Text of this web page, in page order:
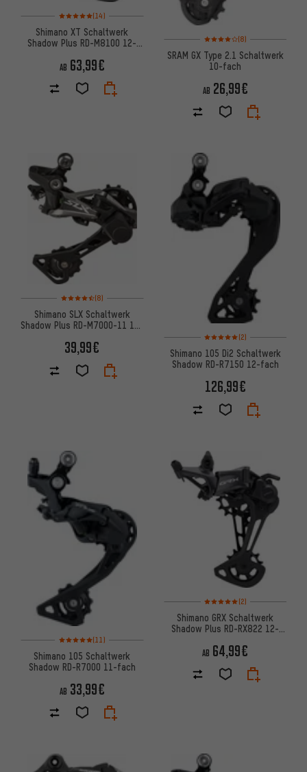
Bewertungen: 5 von 5 basierend auf 14 Bewertungen
(14)
Shimano XT Schaltwerk
Shadow Plus RD-M8100 12-
AB 63,99€
Bewertungen: 4 von 5
(8)
SRAM GX Type 2.1 Schaltwerk
10-fach
AB 26,99€
Bewertungen: 4,5 von 5 basierend auf 8 Bewertungen
(8)
Shimano SLX Schaltwerk
Shadow Plus RD-M7000-11 11-
39,99€
Bewertungen: 5 von 5
(2)
Shimano 105 Di2 Schaltwerk
Shadow RD-R7150 12-fach
126,99€
Bewertungen: 5 von 5 basierend auf 11 Bewertungen
(11)
Shimano 105 Schaltwerk
Shadow RD-R7000 11-fach
AB 33,99€
Bewertungen: 5 von 5
(2)
Shimano GRX Schaltwerk
Shadow Plus RD-RX822 12-
AB 64,99€